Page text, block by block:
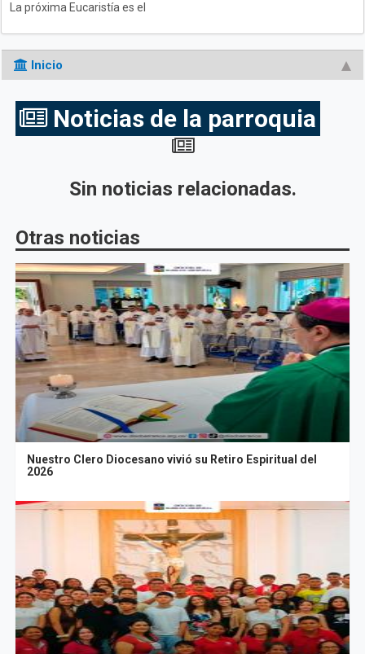
La próxima Eucaristía es el
Inicio
Noticias de la parroquia
Sin noticias relacionadas.
Otras noticias
Nuestro Clero Diocesano vivió su Retiro Espiritual del
2026